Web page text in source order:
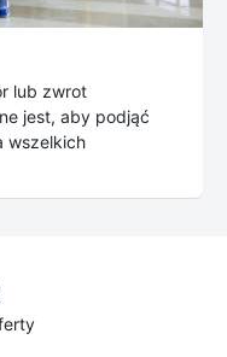
lub zwrot
jest, aby podjąć
wszelkich